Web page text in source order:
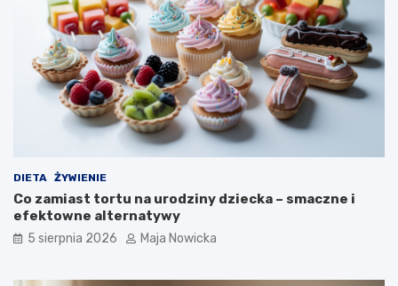
DIETA ŻYWIENIE
Co zamiast tortu na urodziny dziecka – smaczne i
efektowne alternatywy
5 sierpnia 2026 Maja Nowicka